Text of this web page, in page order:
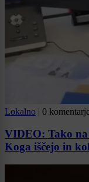
Lokalno | 0
VIDEO: Tako na
Koga iščejo in